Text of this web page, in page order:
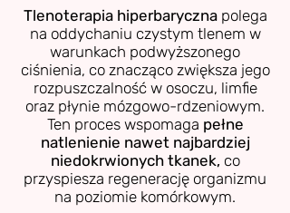
Tlenoterapia hiperbarycznapolega
na oddychaniu czystym tlenem w
warunkach podwyższonego
ciśnienia, co znacząco zwiększa jego
rozpuszczalność w osoczu, limfie
oraz płynie mózgowo-rdzeniowym.
Ten proces wspomaga pełne
natlenienie nawet najbardziej
niedokrwionych tkanek, co
przyspiesza regenerację organizmu
na poziomie komórkowym.